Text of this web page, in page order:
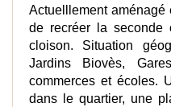
Actuelllement
de recréer la seconde
cloison. Situation
Jardins Biovès,
commerces et écoles.
dans le quartier, une